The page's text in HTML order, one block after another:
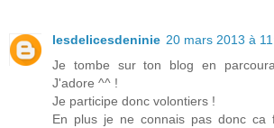
lesdelicesdeninie 20 mars 2013 à
Je tombe sur ton blog en
J'adore ^^ !
Je participe donc volontiers !
En plus je ne connais pas donc ca